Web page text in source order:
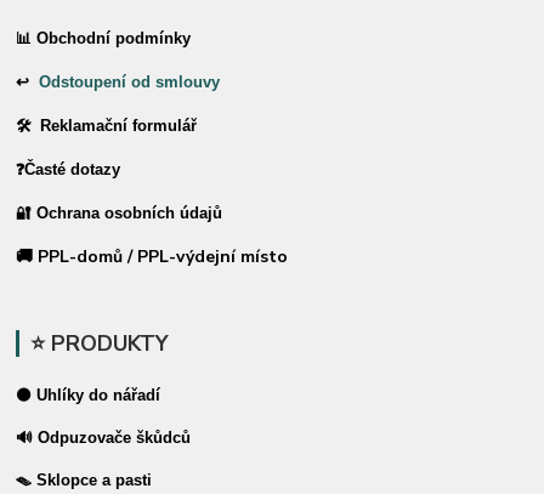
📊 Obchodní podmínky
↩Odstoupení od smlouvy
🛠 Reklamační formulář
❓Časté dotazy
🔐 Ochrana osobních údajů
🚚 PPL-domů / PPL-výdejní místo
⭐ PRODUKTY
⚫ Uhlíky do nářadí
🔊 Odpuzovače škůdců
🪤 Sklopce a pasti